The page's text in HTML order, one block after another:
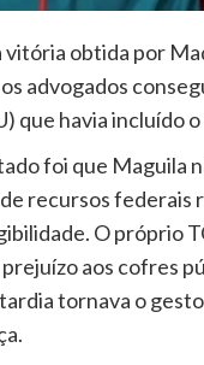
obtida por
advogados
que havia incluído
foi que Maguila
recursos federais
O próprio
aos cofres
tornava o